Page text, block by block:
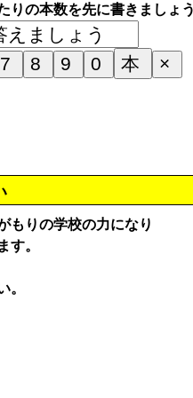
りの本数を先に書きましょ
もりの学校の力になり
す。
。